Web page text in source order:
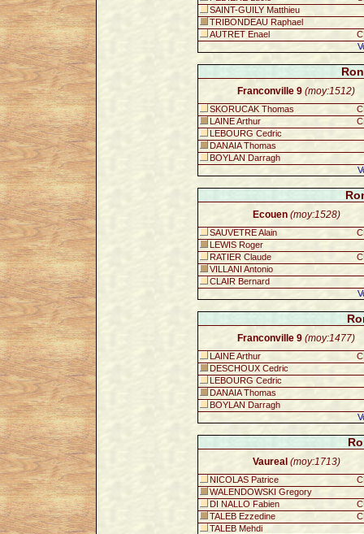
SAINT-GUILY Matthieu
TRIBONDEAU Raphael
AUTRET Enael
Franconville 9 (moy:1512)
SKORUCAK Thomas
LAINE Arthur
LEBOURG Cedric
DANAIA Thomas
BOYLAN Darragh
Ecouen (moy:1528)
SAUVETRE Alain
LEWIS Roger
RATIER Claude
VILLANI Antonio
CLAIR Bernard
Franconville 9 (moy:1477)
LAINE Arthur
DESCHOUX Cedric
LEBOURG Cedric
DANAIA Thomas
BOYLAN Darragh
Vaureal (moy:1713)
NICOLAS Patrice
WALENDOWSKI Gregory
DI NALLO Fabien
TALEB Ezzedine
TALEB Mehdi